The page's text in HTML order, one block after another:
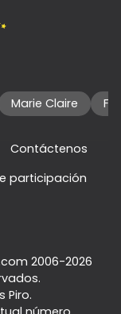
Marie Claire
Contáctenos
participación
2006-2026
Piro.